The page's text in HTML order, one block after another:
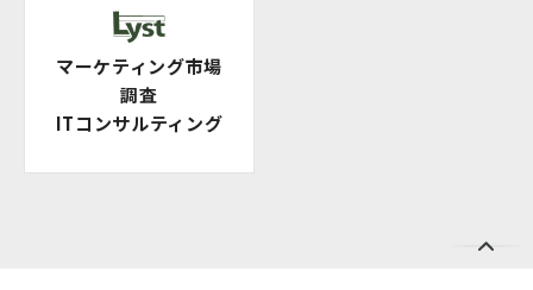
マーケティング市場
調査
ITコンサルティング